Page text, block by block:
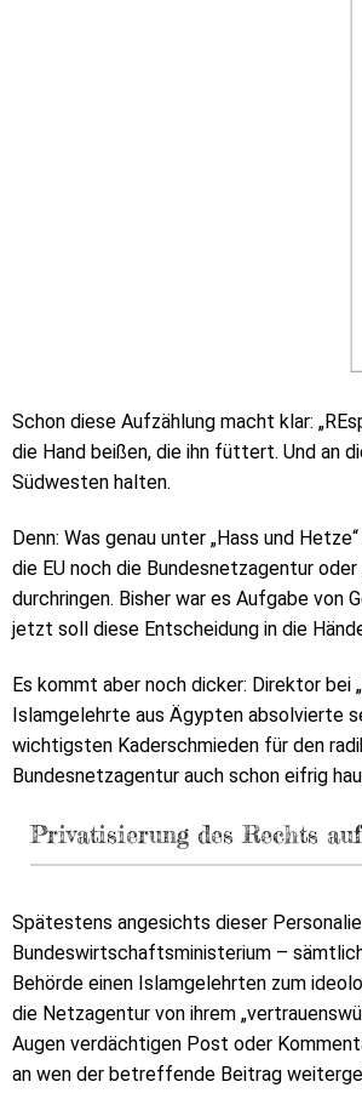
Schon diese Aufzählung macht klar:
die Hand beißen, die ihn füttert. Und an
Südwesten halten.
Denn: Was genau unter „Hass und
die EU noch die Bundesnetzagentur
durchringen. Bisher war es Aufgabe von
jetzt soll diese Entscheidung in die
Es kommt aber noch dicker: Direktor bei
Islamgelehrte aus Ägypten absolvierte
wichtigsten Kaderschmieden für den
Bundesnetzagentur auch schon eifrig
Privatisierung des Rechts
Spätestens angesichts dieser
Bundeswirtschaftsministerium –
Behörde einen Islamgelehrten zum
die Netzagentur von ihrem
Augen verdächtigen Post oder
an wen der betreffende Beitrag